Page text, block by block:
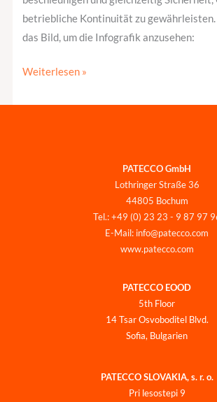
betriebliche Kontinuität zu gewährleisten.
das Bild, um die Infografik anzusehen:
Weiterlesen »
PATECCO GmbH
Lothringer Straße 36
44805 Bochum
Tel.: +49 (0) 23 23 - 9 87 97
E-Mail: info@patecco.com
www.patecco.com
PATECCO EOOD
5th Floor
14 Tsar Osvoboditel Blvd.
Sofia, Bulgarien
PATECCO SLOVAKIA, s. r. o.
Pri lesostepi 9